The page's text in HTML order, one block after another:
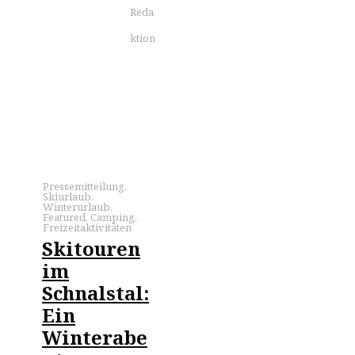
Reda
ktion
Pressemitteilung,
Skiurlaub,
Winterurlaub,
Featured, Camping,
Freizeitaktivitäten
Skitouren
im
Schnalstal:
Ein
Winterabe